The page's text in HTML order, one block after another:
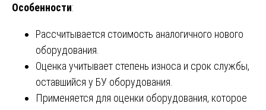
Особенности:
Рассчитывается стоимость аналогичного нового
оборудования.
Оценка учитывает степень износа и срок службы,
оставшийся у БУ оборудования.
Применяется для оценки оборудования, которое